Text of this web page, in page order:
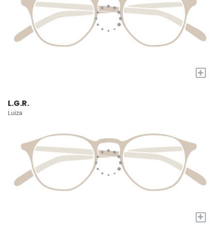
+
L.G.R.
Luiza
+